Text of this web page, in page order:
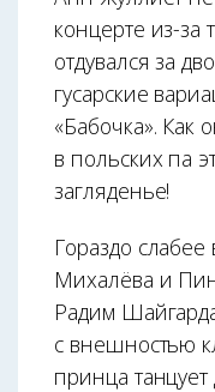
концерте из-за
отдувался за
гусарские
«Бабочка». Как
в польских па
загляденье!
Гораздо слабее
Михалёва и
Радим
с внешностью
принца